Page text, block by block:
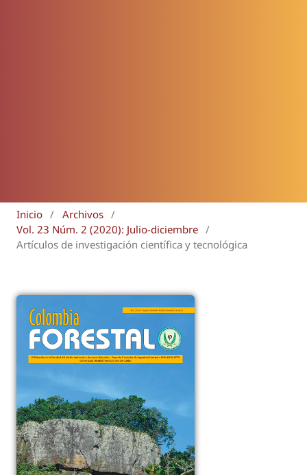
Inicio / Archivos /
Vol. 23 Núm. 2 (2020): Julio-diciembre /
Artículos de investigación científica y tecnológica